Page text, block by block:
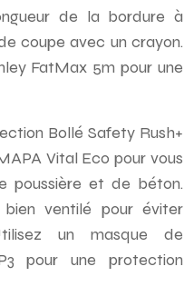
de la bordure à
coupe avec un crayon.
FatMax 5m pour une
Bollé Safety Rush+
Vital Eco pour vous
poussière et de béton.
ventilé pour éviter
un masque de
pour une protection